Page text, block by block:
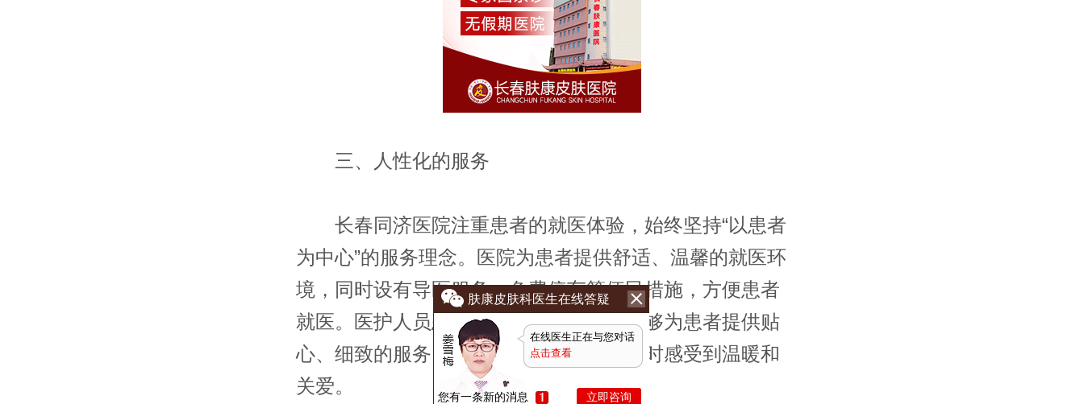
三、人性化的服务
长春同济医院注重患者的就医体验，始终坚持“以患者
为中心”的服务理念。医院为患者提供舒适、温馨的就医环
境，同时设有导医服务、免费停车等便民措施，方便患者
就医。医护人员态度和蔼、关爱患者，能够为患者提供贴
心、细致的服务，让患者在接受诊疗的同时感受到温暖和
关爱。
肤康皮肤科医生在线答疑
在线医生正在与您对话
点击查看
您有一条新的消息 立即咨询